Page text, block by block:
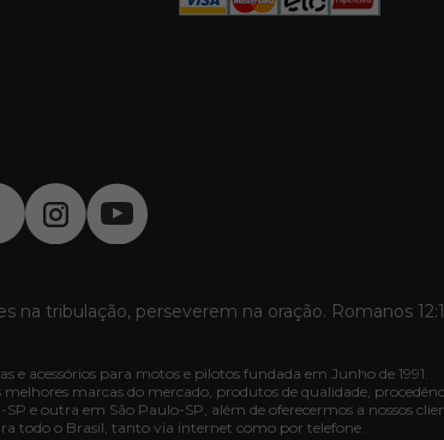
na tribulação, perseverem na oração. Romanos
e acessórios para motos e pilotos fundada em Junho de 1991.
marcas do mercado, produtos de qualidade,
e outra em São Paulo-SP, além de oferecermos a nossos
todo o Brasil, tanto via internet como por telefone.